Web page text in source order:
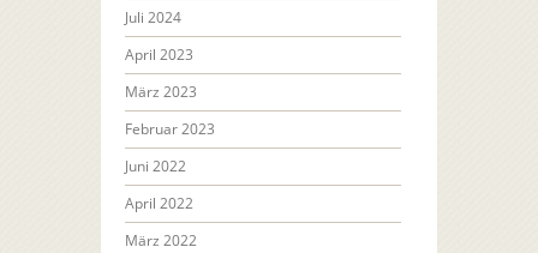
Juli 2024
April 2023
März 2023
Februar 2023
Juni 2022
April 2022
März 2022